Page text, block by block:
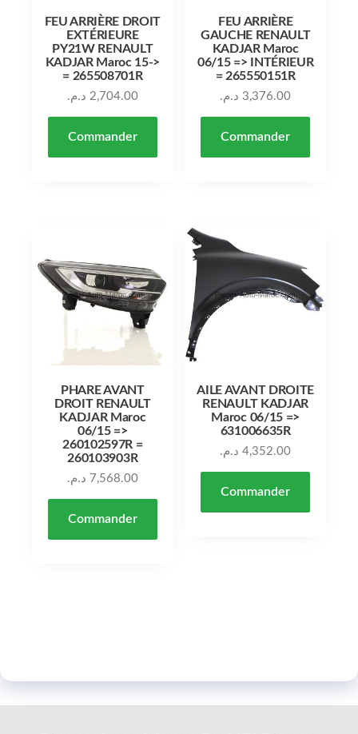
FEU ARRIÈRE DROIT
EXTÉRIEURE
PY21W RENAULT
KADJAR Maroc 15->
= 265508701R
2,704.00 د.م.
Commander
FEU ARRIÈRE
GAUCHE RENAULT
KADJAR Maroc
06/15 => INTÉRIEUR
= 265550151R
3,376.00 د.م.
Commander
PHARE AVANT
DROIT RENAULT
KADJAR Maroc
06/15 =>
260102597R =
260103903R
7,568.00 د.م.
Commander
AILE AVANT DROITE
RENAULT KADJAR
Maroc 06/15 =>
631006635R
4,352.00 د.م.
Commander